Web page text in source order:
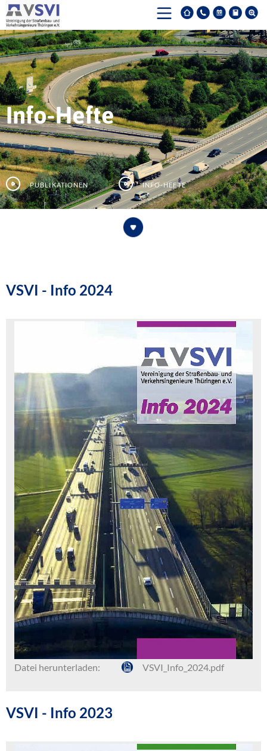
Info-Hefte
Publikationen Info-Hefte
VSVI - Info 2024
Datei herunterladen: VSVI_Info_2024.pdf
VSVI - Info 2023